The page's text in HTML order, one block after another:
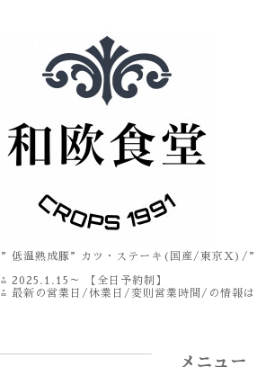
”低温熟成豚”カツ・ステーキ(国産/東京X)/”
⁂ 2025.1.15～ 【全日予約制】
⁂ 最新の営業日/休業日/変則営業時間/の情報
メニュー